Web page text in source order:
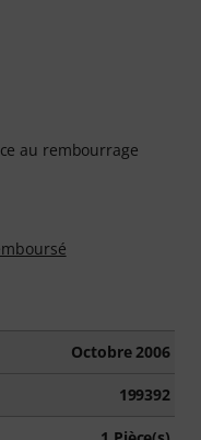
au rembourrage
Octobre 2006
199392